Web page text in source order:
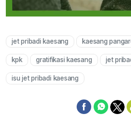
jet pribadi kaesang kaesang
kpk gratifikasi kaesang jet
isu jet pribadi kaesang